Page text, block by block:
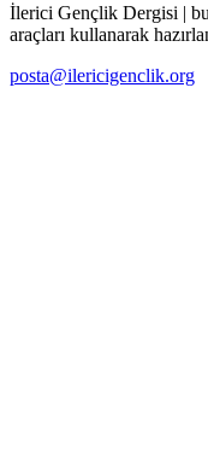
İlerici Gençlik Dergisi |
araçları kullanarak
posta@ilericigenclik.org